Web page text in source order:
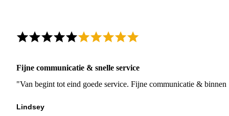
Fijne communicatie & snelle service
"Van begint tot eind goede service. Fijne communicatie &
Lindsey